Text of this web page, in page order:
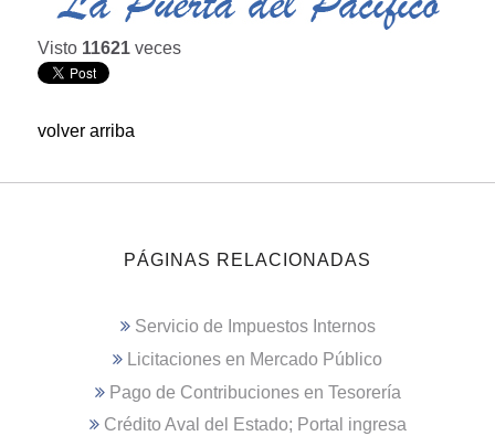
Visto 11621 veces
volver arriba
PÁGINAS RELACIONADAS
Servicio de Impuestos Internos
Licitaciones en Mercado Público
Pago de Contribuciones en Tesorería
Crédito Aval del Estado; Portal ingresa